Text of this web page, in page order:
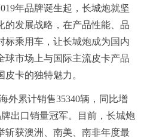
年品牌诞生起，长城炮就坚
的发展战略，在产品性能、品
标乘用车，让长城炮成为国内
球市场上与国际主流皮卡产品
卡的独特魅力。
外累计销售35340辆，同比增
出口销量冠军。目前，长城炮
斩获澳洲、南美、南非年度最